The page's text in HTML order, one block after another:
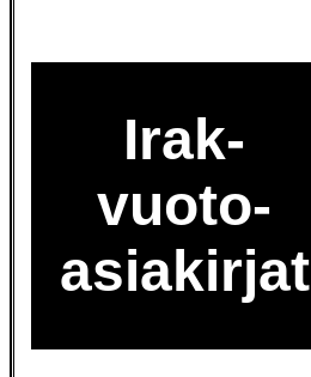
Irak-
vuoto-
asiakirjat